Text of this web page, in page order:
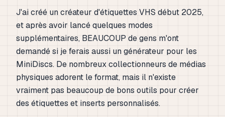
J'ai créé un créateur d'étiquettes VHS début 2025,
et après avoir lancé quelques modes
supplémentaires, BEAUCOUP de gens m'ont
demandé si je ferais aussi un générateur pour les
MiniDiscs. De nombreux collectionneurs de médias
physiques adorent le format, mais il n'existe
vraiment pas beaucoup de bons outils pour créer
des étiquettes et inserts personnalisés.